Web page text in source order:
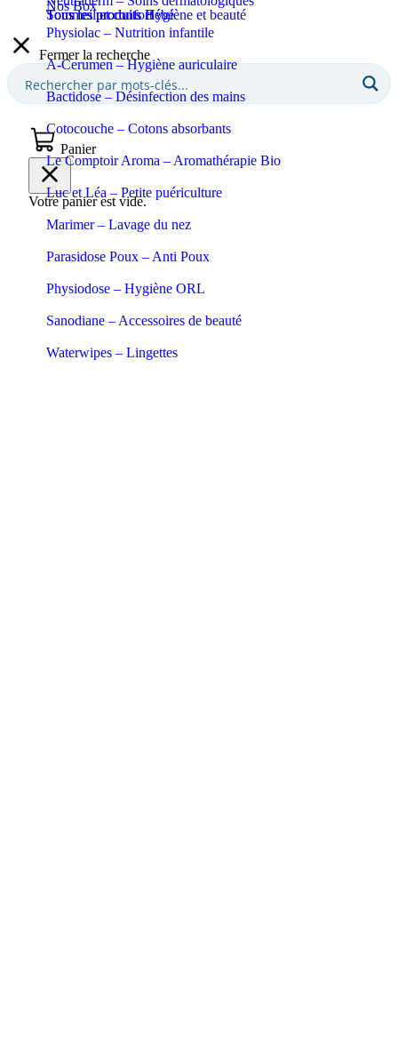
Sommeil et confort
Tous les produits Bébé
Tous les produits Hygiène et beauté
Physiolac – Nutrition infantile
A-Cerumen – Hygiène auriculaire
Bactidose – Désinfection des mains
Cotocouche – Cotons absorbants
Le Comptoir Aroma – Aromathérapie Bio
Luc et Léa – Petite puériculture
Marimer – Lavage du nez
Parasidose Poux – Anti Poux
Physiodose – Hygiène ORL
Sanodiane – Accessoires de beauté
Waterwipes – Lingettes
Nos Box
Fermer la recherche
Panier
Votre panier est vide.